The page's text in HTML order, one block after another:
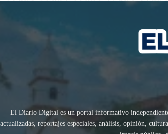
El Diario Digital es un portal informativo
actualizadas, reportajes especiales, análisis, opinión,